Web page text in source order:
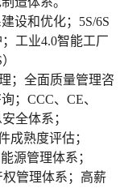
设和优化；5S/6S
工业4.0智能工厂
；全面质量管理咨
；CCC、CE、
全体系；
成熟度评估；
源管理体系；
权管理体系；高薪